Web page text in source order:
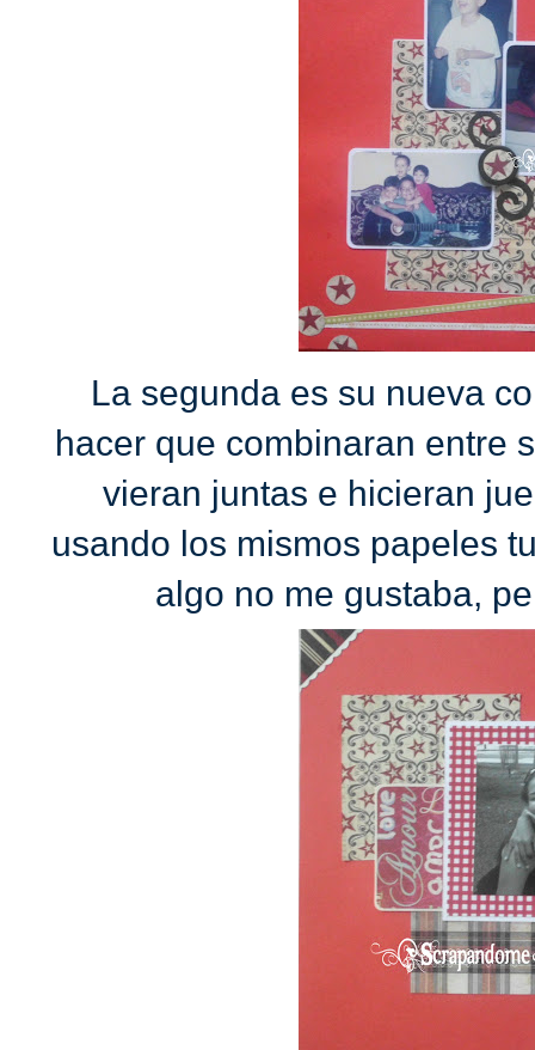
La segunda es su nueva
hacer que combinaran entre
vieran juntas e hicieran
usando los mismos papeles
algo no me gustaba,